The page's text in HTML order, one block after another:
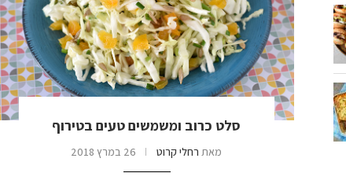
סלט כרוב ומשמשים טעים בטירוף
מאת רחלי קרוט 26 במרץ 2018